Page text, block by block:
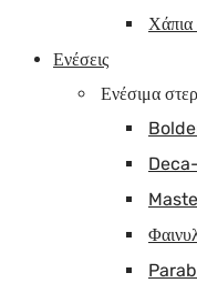
Χάπια
Ενέσεις
Ενέσιμα